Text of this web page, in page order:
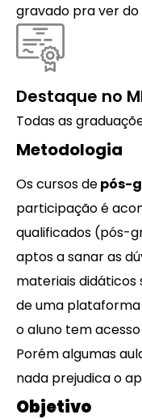
gravado pra ver do
Destaque no
Todas as
Metodologia
Os cursos depós-
participação é
qualificados (pós-
aptos a sanar as
materiais didáticos
de uma plataforma
o aluno tem
Porém algumas
nada prejudica o
Objetivo